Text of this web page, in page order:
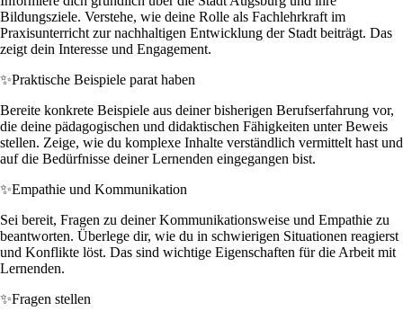
Bildungsziele. Verstehe, wie deine Rolle als Fachlehrkraft im
Praxisunterricht zur nachhaltigen Entwicklung der Stadt beiträgt. Das
zeigt dein Interesse und Engagement.
✨Praktische Beispiele parat haben
Bereite konkrete Beispiele aus deiner bisherigen Berufserfahrung vor,
die deine pädagogischen und didaktischen Fähigkeiten unter Beweis
stellen. Zeige, wie du komplexe Inhalte verständlich vermittelt hast und
auf die Bedürfnisse deiner Lernenden eingegangen bist.
✨Empathie und Kommunikation
Sei bereit, Fragen zu deiner Kommunikationsweise und Empathie zu
beantworten. Überlege dir, wie du in schwierigen Situationen reagierst
und Konflikte löst. Das sind wichtige Eigenschaften für die Arbeit mit
Lernenden.
✨Fragen stellen